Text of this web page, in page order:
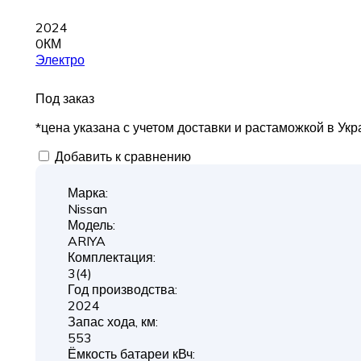
2024
0КМ
Электро
Под заказ
*цена указана с учетом доставки и растаможкой в
Добавить к сравнению
Марка:
Nissan
Модель:
ARIYA
Комплектация:
3(4)
Год производства:
2024
Запас хода, км:
553
Ёмкость батареи кВч: